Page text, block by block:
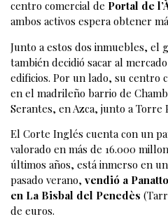
centro comercial de Portal de
ambos activos espera obtener
Junto a estos dos inmuebles, el
también decidió sacar al
edificios. Por un lado, su centro
en el madrileño barrio de
Serantes, en Azca, junto a Torre
El Corte Inglés cuenta con un
valorado en más de 16.000
últimos años, está inmerso en
pasado verano, vendió a
en La Bisbal del Penedès
de euros.